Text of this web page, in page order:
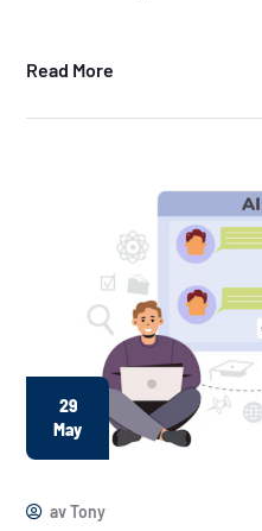
Read More
29
May
avTony